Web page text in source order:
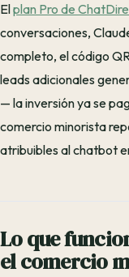
Elplan Pro de
conversaciones,
completo, el código
leads adicionales
— la inversión ya se
comercio minorista
atribuibles al chatbot
Lo que
el comercio